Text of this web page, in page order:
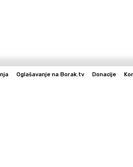
Oglašavanje na Borak.tv Donacije